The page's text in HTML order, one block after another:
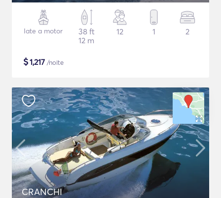
Iate a motor
38 ft
12 m
12 1 2
$1,217 /noite
CRANCHI